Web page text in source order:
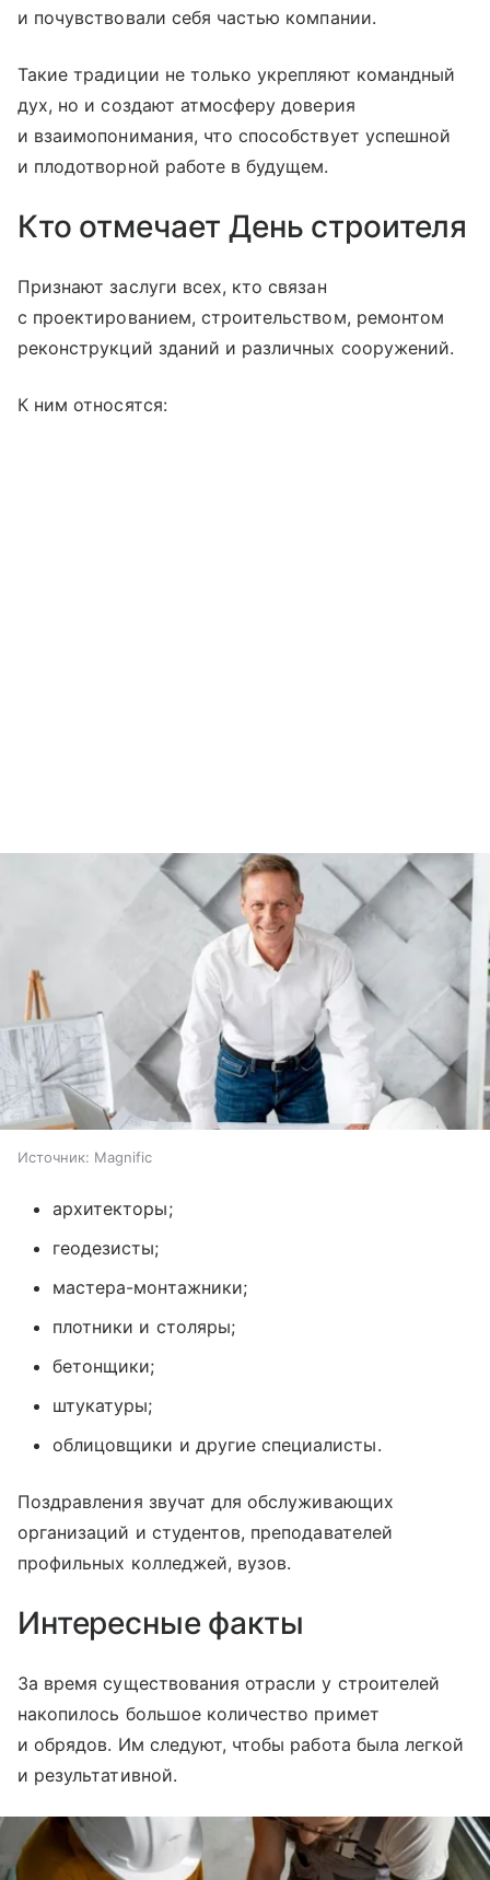
и почувствовали себя частью компании.
Такие традиции не только укрепляют командный
дух, но и создают атмосферу доверия
и взаимопонимания, что способствует успешной
и плодотворной работе в будущем.
Кто отмечает День строителя
Признают заслуги всех, кто связан
с проектированием, строительством, ремонтом
реконструкций зданий и различных сооружений.
К ним относятся:
Источник: Magnific
архитекторы;
геодезисты;
мастера-монтажники;
плотники и столяры;
бетонщики;
штукатуры;
облицовщики и другие специалисты.
Поздравления звучат для обслуживающих
организаций и студентов, преподавателей
профильных колледжей, вузов.
Интересные факты
За время существования отрасли у строителей
накопилось большое количество примет
и обрядов. Им следуют, чтобы работа была легкой
и результативной.